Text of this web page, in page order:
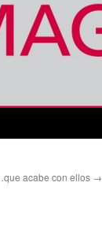
…que acabe con ellos →